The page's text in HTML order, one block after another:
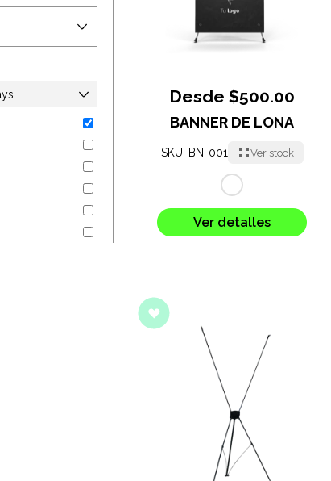
190889
Desde $500.00
BANNER DE LONA
SKU: BN-001 Ver stock
Ver detalles